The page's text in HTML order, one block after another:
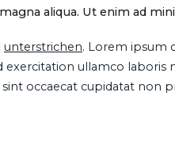
aliqua. Ut enim ad
unterstrichen. Lorem ipsum
ullamco
occaecat cupidatat